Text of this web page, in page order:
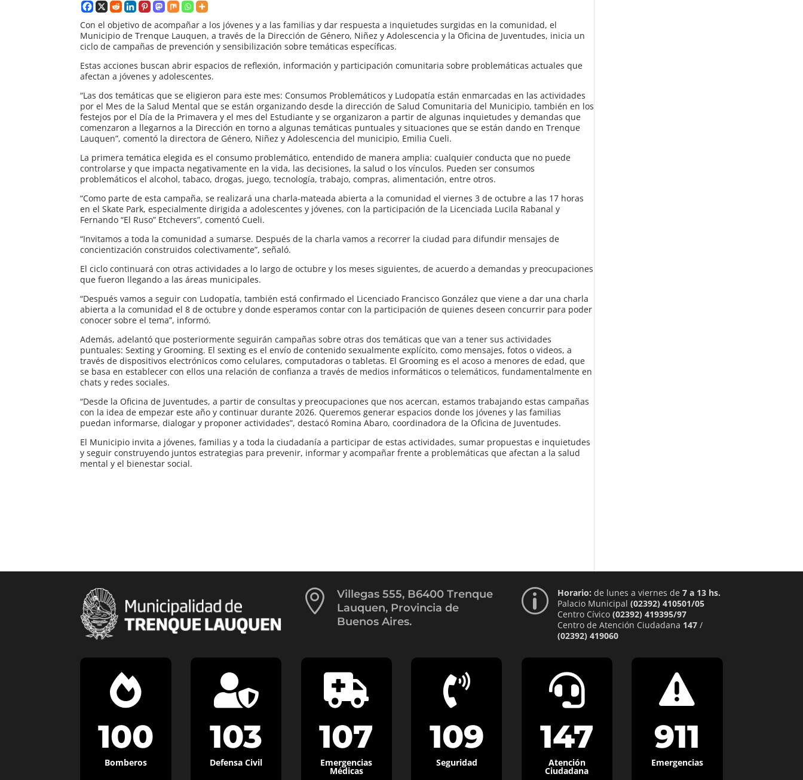
Con el objetivo de acompañar a los jóvenes y a las familias y dar respuesta a inquietudes surgidas en la comunidad, el
Municipio de Trenque Lauquen, a través de la Dirección de Género, Niñez y Adolescencia y la Oficina de Juventudes, inicia un
ciclo de campañas de prevención y sensibilización sobre temáticas específicas.
Estas acciones buscan abrir espacios de reflexión, información y participación comunitaria sobre problemáticas actuales que
afectan a jóvenes y adolescentes.
“Las dos temáticas que se eligieron para este mes: Consumos Problemáticos y Ludopatía están enmarcadas en las actividades
por el Mes de la Salud Mental que se están organizando desde la dirección de Salud Comunitaria del Municipio, también en los
festejos por el Día de la Primavera y el mes del Estudiante y se organizaron a partir de algunas inquietudes y demandas que
comenzaron a llegarnos a la Dirección en torno a algunas temáticas puntuales y situaciones que se están dando en Trenque
Lauquen”, comentó la directora de Género, Niñez y Adolescencia del municipio, Emilia Cueli.
La primera temática elegida es el consumo problemático, entendido de manera amplia: cualquier conducta que no puede
controlarse y que impacta negativamente en la vida, las decisiones, la salud o los vínculos. Pueden ser consumos
problemáticos el alcohol, tabaco, drogas, juego, tecnología, trabajo, compras, alimentación, entre otros.
“Como parte de esta campaña, se realizará una charla-mateada abierta a la comunidad el viernes 3 de octubre a las 17 horas
en el Skate Park, especialmente dirigida a adolescentes y jóvenes, con la participación de la Licenciada Lucila Rabanal y
Fernando “El Ruso” Etchevers”, comentó Cueli.
“Invitamos a toda la comunidad a sumarse. Después de la charla vamos a recorrer la ciudad para difundir mensajes de
concientización construidos colectivamente”, señaló.
El ciclo continuará con otras actividades a lo largo de octubre y los meses siguientes, de acuerdo a demandas y preocupaciones
que fueron llegando a las áreas municipales.
“Después vamos a seguir con Ludopatía, también está confirmado el Licenciado Francisco González que viene a dar una charla
abierta a la comunidad el 8 de octubre y donde esperamos contar con la participación de quienes deseen concurrir para poder
conocer sobre el tema”, informó.
Además, adelantó que posteriormente seguirán campañas sobre otras dos temáticas que van a tener sus actividades
puntuales: Sexting y Grooming. El sexting es el envío de contenido sexualmente explícito, como mensajes, fotos o videos, a
través de dispositivos electrónicos como celulares, computadoras o tabletas. El Grooming es el acoso a menores de edad, que
se basa en establecer con ellos una relación de confianza a través de medios informáticos o telemáticos, fundamentalmente en
chats y redes sociales.
“Desde la Oficina de Juventudes, a partir de consultas y preocupaciones que nos acercan, estamos trabajando estas campañas
con la idea de empezar este año y continuar durante 2026. Queremos generar espacios donde los jóvenes y las familias
puedan informarse, dialogar y proponer actividades”, destacó Romina Abaro, coordinadora de la Oficina de Juventudes.
El Municipio invita a jóvenes, familias y a toda la ciudadanía a participar de estas actividades, sumar propuestas e inquietudes
y seguir construyendo juntos estrategias para prevenir, informar y acompañar frente a problemáticas que afectan a la salud
mental y el bienestar social.

Villegas 555, B6400 Trenque
Lauquen, Provincia de
Buenos Aires.
p Horario: de lunes a viernes de 7 a 13 hs.
Palacio Municipal (02392) 410501/05
Centro Cívico (02392) 419395/97
Centro de Atención Ciudadana 147/
(02392) 419060

100
Bomberos

103
Defensa Civil

107
Emergencias
Médicas

109
Seguridad

147
Atención
Ciudadana

911
Emergencias